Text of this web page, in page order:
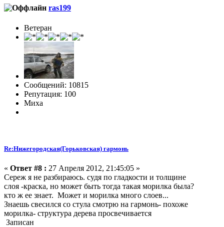
ras199
Ветеран
Сообщений: 10815
Репутация: 100
Миха
Re:Нижегородская(Горьковская) гармонь
« Ответ #8 : 27 Апреля 2012, 21:45:05 »
Сереж я не разбираюсь. судя по гладкости и толщине
слоя -краска, но может быть тогда такая морилка была?
кто ж ее знает. Может и морилка много слоев...
Знаешь свесился со стула смотрю на гармонь- похоже
морилка- структура дерева просвечивается
Записан